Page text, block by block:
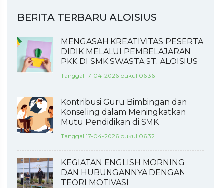
BERITA TERBARU ALOISIUS
MENGASAH KREATIVITAS PESERTA
DIDIK MELALUI PEMBELAJARAN
PKK DI SMK SWASTA ST. ALOISIUS
Tanggal 17-04-2026 pukul 06:36
Kontribusi Guru Bimbingan dan
Konseling dalam Meningkatkan
Mutu Pendidikan di SMK
Tanggal 17-04-2026 pukul 06:32
KEGIATAN ENGLISH MORNING
DAN HUBUNGANNYA DENGAN
TEORI MOTIVASI